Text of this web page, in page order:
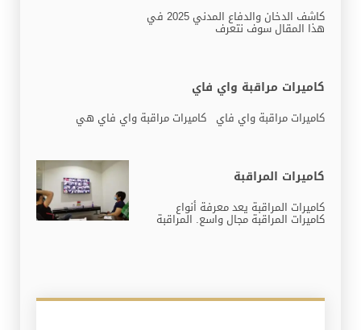
كاشف الدخان والدفاع المدني 2025 في
هذا المقال سوف نتعرف
كاميرات مراقبة واي فاي
كاميرات مراقبة واي فاي كاميرات مراقبة واي فاي هي
كاميرات المراقبة
كاميرات المراقبة يعد معرفة أنواع
كاميرات المراقبة مجال واسع. المراقبة